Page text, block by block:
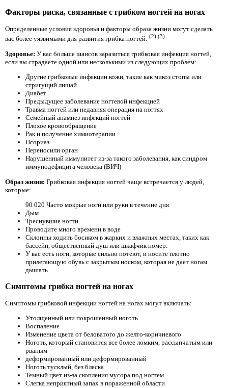
Факторы риска, связанные с грибком ногтей на ногах
Определенные условия здоровья и факторы образа жизни могут сделать
вас более уязвимыми для развития грибка ногтей: (2) (3)
Здоровье: У вас больше шансов заразиться грибковая инфекция ногтей,
если вы страдаете одной или несколькими из следующих проблем:
Другие грибковые инфекции кожи, такие как микоз стопы или
стригущий лишай
Диабет
Предыдущее заболевание ногтевой инфекцией
Травма ногтей или недавняя операция на ногтях
Семейный анамнез инфекций ногтей
Плохое кровообращение
Рак и получение химиотерапии
Псориаз
Переносили орган
Нарушенный иммунитет из-за такого заболевания, как синдром
иммунодефицита человека (ВИЧ)
Образ жизни: Грибковая инфекция ногтей чаще встречается у людей,
которые:
90 020 Часто мокрые ноги или руки в течение дня
Дым
Треснувшие ногти
Проводите много времени в воде
Склонны ходить босиком в жарких и влажных местах, таких как
бассейн, общественный душ или шкафчик номер.
У вас есть ноги, которые сильно потеют, и носите плотно
прилегающую обувь с закрытым носком, которая не дает ногам
дышать.
Симптомы грибка ногтей на ногах
Симптомы грибковой инфекции ногтей на ногах могут включать:
Утолщенный или покрошенный ноготь
Воспаление
Изменение цвета от беловатого до желто-коричневого
Ноготь, который становится все более ломким, рассыпчатым или
рваным
деформированный или деформированный
Ноготь тусклый, без блеска
Темный цвет из-за скопления мусора под ногтем
Слегка неприятный запах в пораженной области